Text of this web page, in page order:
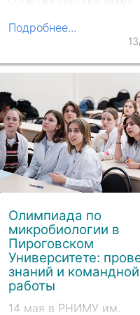
проекта
государственной
На открытии конгресса
выступили…
Подробнее...
Олимпиада по
микробиологии в
Пироговском
Университете:
знаний и командной
работы
14 мая в РНИМУ им.